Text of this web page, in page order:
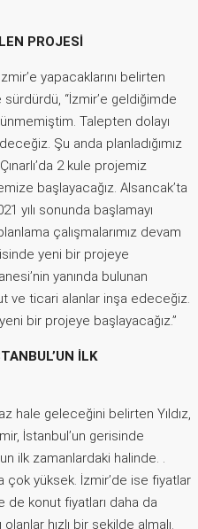
PROJESİ
yapacaklarını belirten
“İzmir’e geldiğimde
Talepten dolayı
Şu anda planladığımız
2 kule projemiz
başlayacağız. Alsancak’ta
yılı sonunda başlamayı
çalışmalarımız devam
yeni bir projeye
yanında bulunan
ve ticari alanlar inşa edeceğiz.
bir projeye başlayacağız.”
İLK
hale geleceğini belirten Yıldız,
İstanbul’un gerisinde
ilk zamanlardaki halinde. .
çok yüksek. İzmir’de ise fiyatlar
de konut fiyatları daha da
hızlı bir şekilde almalı.